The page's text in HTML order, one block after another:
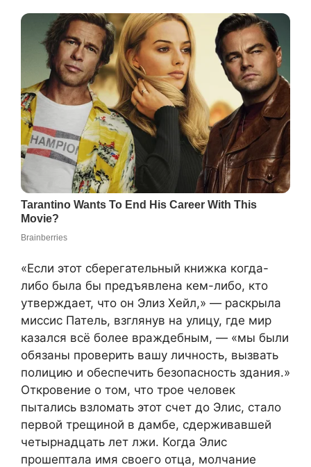
«Если этот сберегательный книжка когда-
либо была бы предъявлена кем-либо, кто
утверждает, что он Элиз Хейл,» — раскрыла
миссис Патель, взглянув на улицу, где мир
казался всё более враждебным, — «мы были
обязаны проверить вашу личность, вызвать
полицию и обеспечить безопасность здания.»
Откровение о том, что трое человек
пытались взломать этот счет до Элис, стало
первой трещиной в дамбе, сдерживавшей
четырнадцать лет лжи. Когда Элис
прошептала имя своего отца, молчание